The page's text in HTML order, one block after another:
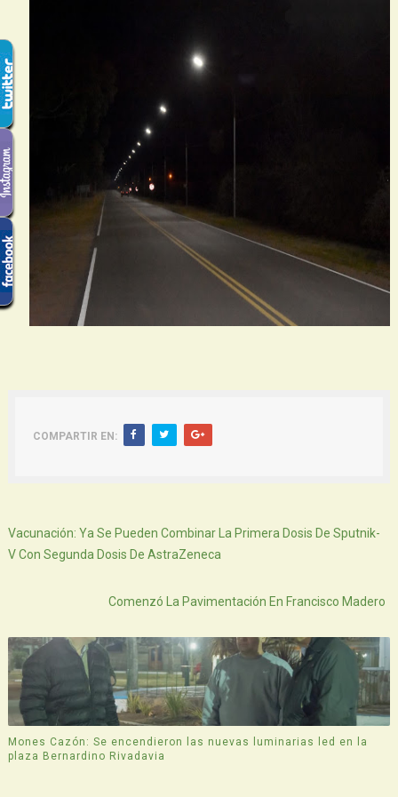
COMPARTIR EN:
Vacunación: Ya Se Pueden Combinar La Primera Dosis De Sputnik-
V Con Segunda Dosis De AstraZeneca
Comenzó La Pavimentación En Francisco Madero
Mones Cazón: Se encendieron las nuevas luminarias led en la
plaza Bernardino Rivadavia